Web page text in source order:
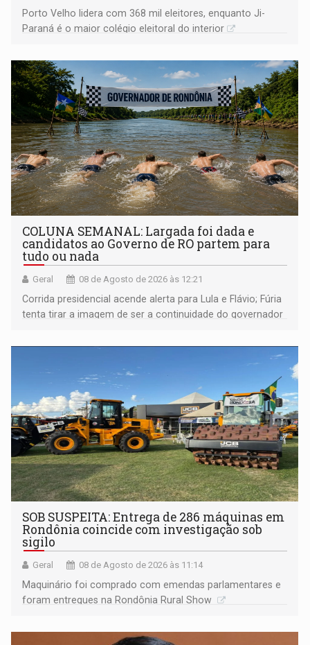
Porto Velho lidera com 368 mil eleitores, enquanto Ji-
Paraná é o maior colégio eleitoral do interior
COLUNA SEMANAL: Largada foi dada e
candidatos ao Governo de RO partem para
tudo ou nada
Geral 08 de Agosto de 2026 às 12:21
Corrida presidencial acende alerta para Lula e Flávio; Fúria
tenta tirar a imagem de ser a continuidade do governador
não ter entrado no modo eleição; ABAV faz evento em
SOB SUSPEITA: Entrega de 286 máquinas em
Rondônia coincide com investigação sob
sigilo
Geral 08 de Agosto de 2026 às 11:14
Maquinário foi comprado com emendas parlamentares e
foram entregues na Rondônia Rural Show